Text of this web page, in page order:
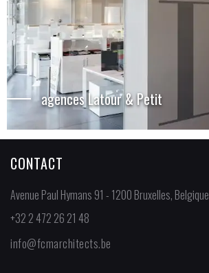
agences Latour & Petit
CONTACT
Avenue Paul Hymans 91 - 1200 Bruxelles, Belgique
+32 2 472 26 21 48
info@fcmarchitects.be